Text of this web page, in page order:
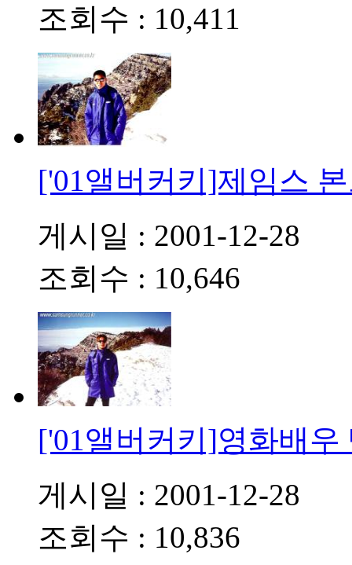
조회수 : 10,411
['01앨버커키]제임스
게시일 : 2001-12-28
조회수 : 10,646
['01앨버커키]영화배
게시일 : 2001-12-28
조회수 : 10,836